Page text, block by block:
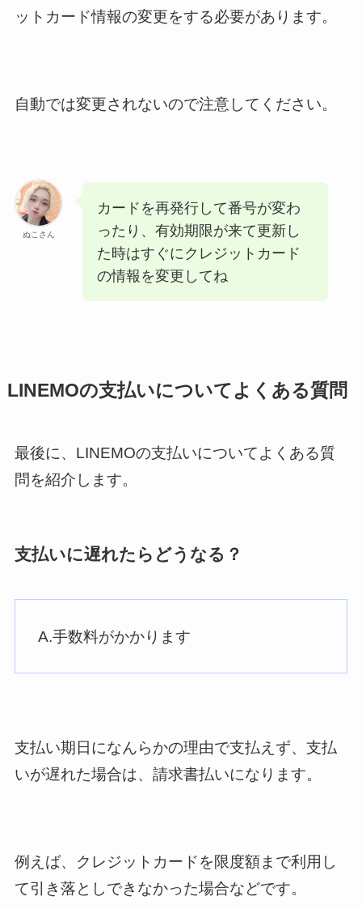
ットカード情報の変更をする必要があります。
自動では変更されないので注意してください。
ぬこさん
カードを再発行して番号が変わ
ったり、有効期限が来て更新し
た時はすぐにクレジットカード
の情報を変更してね
LINEMOの支払いについてよくある質問
最後に、LINEMOの支払いについてよくある質
問を紹介します。
支払いに遅れたらどうなる？
A.手数料がかかります
支払い期日になんらかの理由で支払えず、支払
いが遅れた場合は、請求書払いになります。
例えば、クレジットカードを限度額まで利用し
て引き落としできなかった場合などです。